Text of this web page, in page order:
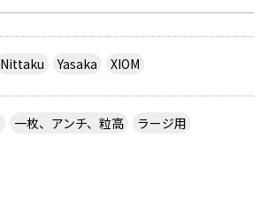
Nittaku Yasaka
XIOM
一枚、アンチ、粒高 ラージ用